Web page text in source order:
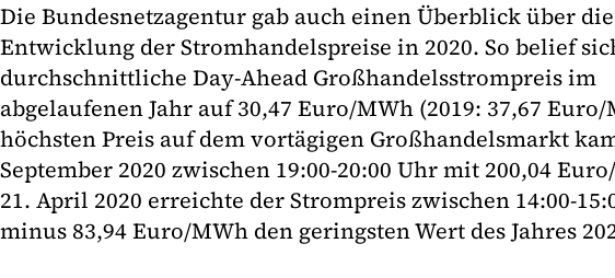
Die Bundesnetzagentur gab auch einen Überblick über die
Entwicklung der Stromhandelspreise in 2020. So belief
durchschnittliche Day-Ahead Großhandelsstrompreis im
abgelaufenen Jahr auf 30,47 Euro/MWh (2019: 37,67
höchsten Preis auf dem vortägigen Großhandelsmarkt
September 2020 zwischen 19:00-20:00 Uhr mit 200,04
21. April 2020 erreichte der Strompreis zwischen 14:00-
minus 83,94 Euro/MWh den geringsten Wert des Jahres